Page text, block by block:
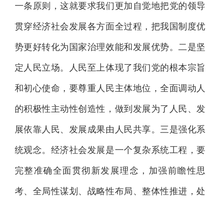
一条原则，这就要求我们更加自觉地把党的领导
贯穿经济社会发展各方面全过程，把我国制度优
势更好转化为国家治理效能和发展优势。二是坚
定人民立场。人民至上体现了我们党的根本宗旨
和初心使命，要尊重人民主体地位，全面调动人
的积极性主动性创造性，做到发展为了人民、发
展依靠人民、发展成果由人民共享。三是强化系
统观念。经济社会发展是一个复杂系统工程，要
完整准确全面贯彻新发展理念，加强前瞻性思
考、全局性谋划、战略性布局、整体性推进，处